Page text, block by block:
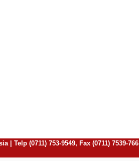
Telp (0711) 753-9549, Fax (0711) 7539-766